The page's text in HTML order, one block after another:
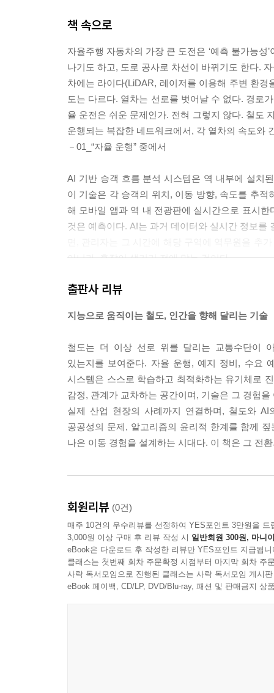
책 속으로
자율주행 자동차의 가장 큰 도전은 ‘예측 불가능
나기도 하고, 도로 공사로 차선이 바뀌기도 한다.
차에는 라이다(LiDAR, 레이저를 이용해 주변 환
도는 다르다. 열차는 선로를 벗어날 수 없다. 경로
율 운전은 쉬운 문제인가. 전혀 그렇지 않다. 철도
운행되는 복잡한 네트워크에서, 각 열차의 속도와
－01_“자율 운행” 중에서
AI 기반 승객 흐름 분석 시스템은 역 내부에 설치
이 기술은 각 승객의 위치, 이동 방향, 속도를 추
해 모바일 앱과 역 내 전광판에 실시간으로 표시
것은 예측이다. AI는 과거 데이터와 실시간 정보를
아니라, 혼잡이 생기기 전에 막는 것이다.
심에는 지하철, 버스, 택시가 넘쳐나지만, 외곽 지
교통 접근성을 수치화하고, 소득 수준, 고령자 비
선 계획에서 수익성만이 아니라 교통 복지를 함께
－06_“도시 데이터와 철도 계획” 중에서
AI 기반 인력 최적화 시스템이 추구하는 것은 단
원을 숫자로 취급한다. 최소 인원으로 최대 업무
직원 번아웃, 이직률 증가, 서비스 품질 저하로 이
--- 본문 중에서
출판사 리뷰
지능으로 움직이는 철도, 인간을 향해 달리는 기술
철도는 더 이상 선로 위를 달리는 교통수단이
있는지를 보여준다. 자율 운행, 예지 정비, 수요
시스템은 스스로 학습하고 최적화하는 유기체로
감정, 관계가 교차하는 공간이며, 기술은 그 경험
실제 산업 현장의 사례까지 연결하며, 철도와
공공성의 문제, 알고리즘의 윤리적 한계를 함께
나은 이동 경험을 설계하는 시대다. 이 책은 그 전
회원리뷰 (0건)
매주 10건의 우수리뷰를 선정하여 YES포인트 3만원을 드
3,000원 이상 구매 후 리뷰 작성 시 일반회원 300원, 마니
eBook은 다운로드 후 작성한 리뷰만 YES포인트 지급됩니
클래스는 첫번째 회차 주문확정 시점부터 마지막 회차 주
사락 독서모임으로 진행된 클래스는 사락 독서모임 게시
eBook 페이백, CD/LP, DVD/Blu-ray, 패션 및 판매금지 상